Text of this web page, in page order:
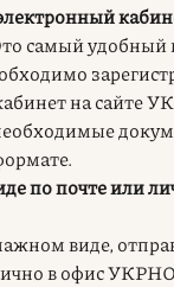
самый удобный
на сайте
по почте или
виде,
в офис